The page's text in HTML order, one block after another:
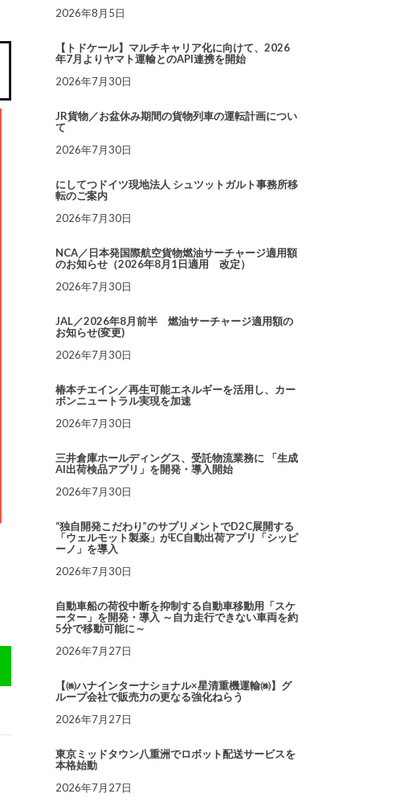
2026年8月5日
【トドケール】マルチキャリア化に向けて、2026
年7月よりヤマト運輸とのAPI連携を開始
2026年7月30日
JR貨物／お盆休み期間の貨物列車の運転計画につい
て
2026年7月30日
にしてつドイツ現地法人 シュツットガルト事務所移
転のご案内
2026年7月30日
NCA／日本発国際航空貨物燃油サーチャージ適用額
のお知らせ（2026年8月1日適用 改定）
2026年7月30日
JAL／2026年8月前半 燃油サーチャージ適用額の
お知らせ(変更)
2026年7月30日
椿本チエイン／再生可能エネルギーを活用し、カー
ボンニュートラル実現を加速
2026年7月30日
三井倉庫ホールディングス、受託物流業務に 「生成
AI出荷検品アプリ」を開発・導入開始
2026年7月30日
“独自開発こだわり”のサプリメントでD2C展開する
「ウェルモット製薬」がEC自動出荷アプリ「シッピ
ーノ」を導入
2026年7月30日
自動車船の荷役中断を抑制する自動車移動用「スケ
ーター」を開発・導入 ～自力走行できない車両を約
5分で移動可能に～
2026年7月27日
【㈱ハナインターナショナル×星清重機運輸㈱】グ
ループ会社で販売力の更なる強化ねらう
2026年7月27日
東京ミッドタウン八重洲でロボット配送サービスを
本格始動
2026年7月27日